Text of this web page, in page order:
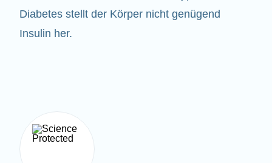
Diabetes stellt der Körper nicht genügend
Insulin her.